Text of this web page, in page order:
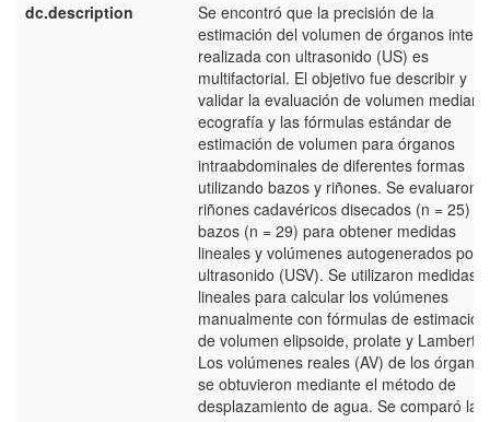
dc.description
Se encontró que la precisión de la
estimación del volumen de órganos
realizada con ultrasonido (US) es
multifactorial. El objetivo fue describir y
validar la evaluación de volumen
ecografía y las fórmulas estándar de
estimación de volumen para órganos
intraabdominales de diferentes formas
utilizando bazos y riñones. Se evaluaron
riñones cadavéricos disecados (n = 25) y
bazos (n = 29) para obtener medidas
lineales y volúmenes autogenerados por
ultrasonido (USV). Se utilizaron medidas
lineales para calcular los volúmenes
manualmente con fórmulas de estimación
de volumen elipsoide, prolate y Lambert.
Los volúmenes reales (AV) de los órganos
se obtuvieron mediante el método de
desplazamiento de agua. Se comparó la